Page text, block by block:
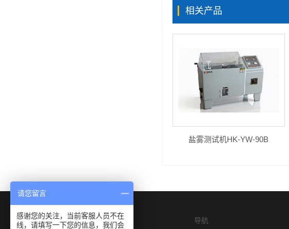
相关产品
盐雾测试机HK-YW-90B
导航
请您留言
感谢您的关注，当前客服人员不在
线，请填写一下您的信息，我们会